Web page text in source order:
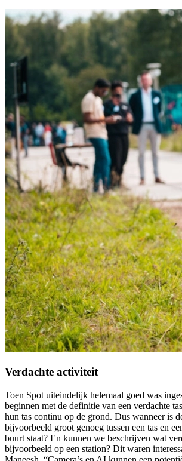
Verdachte activiteit
Toen Spot uiteindelijk helemaal goed was
beginnen met de definitie van een verdachte
hun tas continu op de grond. Dus wanneer is
bijvoorbeeld groot genoeg tussen een tas en
buurt staat? En kunnen we beschrijven wat
bijvoorbeeld op een station? Dit waren